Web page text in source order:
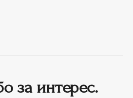
за интерес.